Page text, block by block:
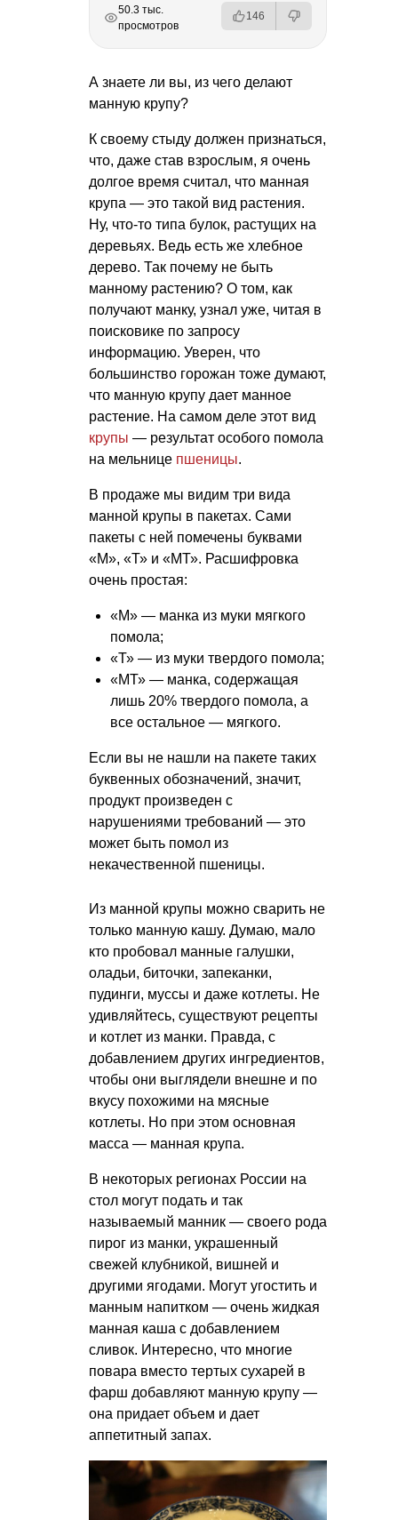
РЕКЛАМА
РЕКЛАМА
РЕКЛАМА
РЕКЛАМА
50.3 тыс.
просмотров
146
А знаете ли вы, из чего делают
манную крупу?
К своему стыду должен признаться,
что, даже став взрослым, я очень
долгое время считал, что манная
крупа — это такой вид растения.
Ну, что-то типа булок, растущих на
деревьях. Ведь есть же хлебное
дерево. Так почему не быть
манному растению? О том, как
получают манку, узнал уже, читая в
поисковике по запросу
информацию. Уверен, что
большинство горожан тоже думают,
что манную крупу дает манное
растение. На самом деле этот вид
крупы — результат особого помола
на мельнице пшеницы.
В продаже мы видим три вида
манной крупы в пакетах. Сами
пакеты с ней помечены буквами
«М», «Т» и «МТ». Расшифровка
очень простая:
«М» — манка из муки мягкого
помола;
«Т» — из муки твердого помола;
«МТ» — манка, содержащая
лишь 20% твердого помола, а
все остальное — мягкого.
Если вы не нашли на пакете таких
буквенных обозначений, значит,
продукт произведен с
нарушениями требований — это
может быть помол из
некачественной пшеницы.
Из манной крупы можно сварить не
только манную кашу. Думаю, мало
кто пробовал манные галушки,
оладьи, биточки, запеканки,
пудинги, муссы и даже котлеты. Не
удивляйтесь, существуют рецепты
и котлет из манки. Правда, с
добавлением других ингредиентов,
чтобы они выглядели внешне и по
вкусу похожими на мясные
котлеты. Но при этом основная
масса — манная крупа.
В некоторых регионах России на
стол могут подать и так
называемый манник — своего рода
пирог из манки, украшенный
свежей клубникой, вишней и
другими ягодами. Могут угостить и
манным напитком — очень жидкая
манная каша с добавлением
сливок. Интересно, что многие
повара вместо тертых сухарей в
фарш добавляют манную крупу —
она придает объем и дает
аппетитный запах.